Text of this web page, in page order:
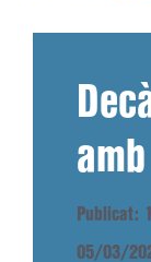
Publicat:
05/03/